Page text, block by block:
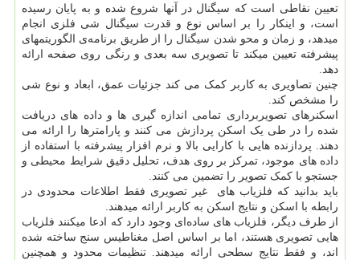
تعیین نقاطی است که سیگنال در آنها شروع شده و به پایان رسیده
است، و اینکار را بر اساس نوع و قدرت سیگنال شی فلزی انجام
میدهد، و زمان و محو شدن سیگنال را از طریق برنامه‌ی الگوریتمهای
پیشرفته تعیین میکند تا تصویری سه بعدی و رنگی روی صفحه ارائه
دهد.
چنین تصاویری به کاربر کمک می کند جزئیات عمق، ابعاد و نوع شی
را مشخص کند.
اسکنرهای تصویربرداری تمامی اندازه گیری ها و داده های دریافت
شده را در طی یک اسکن پردازش می کنند و پارامترها را ارائه می
دهند. پردازنده هایی با کارایی بالا و نرم افزار پیشرفته با استفاده از
داده های موجود، تمرکز بر روی هدف، تحلیل دقیق شرایط محیطی و
جستجو با کمک تصویر را تضمین می کنند.
باید بدانید که فلزیاب های غیر تصویری فقط اطلاعات محدودی در
رابطه با اسکن و نتایج اسکن به کاربر ارائه میدهند.
از طرف دیگر، فلزیاب های ساده‌ای وجود دارد که ادعا میکنند فلزیاب
هایی تصویری هستند، اما بر اساس اصل مغناطیس سنج ساخته شده
اند، و فقط نتایج سطحی ارائه میدهند. تنظیمات محدود و همچنین